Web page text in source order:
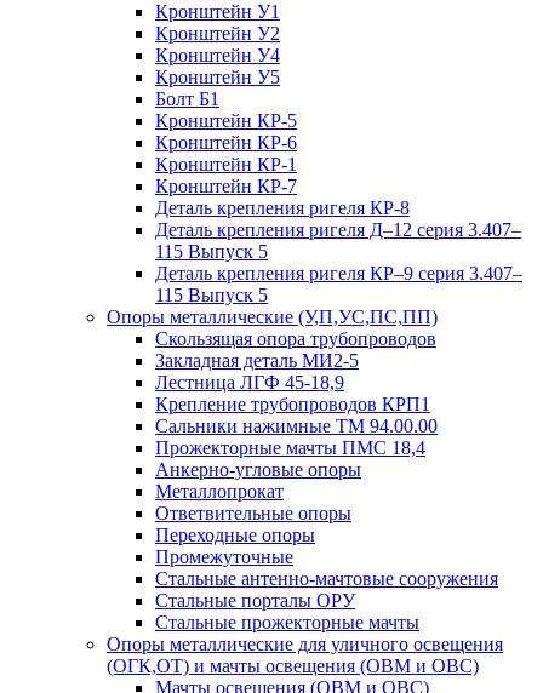
Кронштейн У1
Кронштейн У2
Кронштейн У4
Кронштейн У5
Болт Б1
Кронштейн КР-5
Кронштейн КР-6
Кронштейн КР-1
Кронштейн КР-7
Деталь крепления ригеля КР‑8
Деталь крепления ригеля Д–12 серия 3.407–
115 Выпуск 5
Деталь крепления ригеля КР–9 серия 3.407–
115 Выпуск 5
Опоры металлические (У,П,УС,ПС,ПП)
Скользящая опора трубопроводов
Закладная деталь МИ2-5
Лестница ЛГФ 45-18,9
Крепление трубопроводов КРП1
Сальники нажимные ТМ 94.00.00
Прожекторные мачты ПМС 18,4
Анкерно-угловые опоры
Металлопрокат
Ответвительные опоры
Переходные опоры
Промежуточные
Стальные антенно-мачтовые сооружения
Стальные порталы ОРУ
Стальные прожекторные мачты
Опоры металлические для уличного освещения
(ОГК,ОТ) и мачты освещения (ОВМ и ОВС)
Мачты освещения (ОВМ и ОВС)